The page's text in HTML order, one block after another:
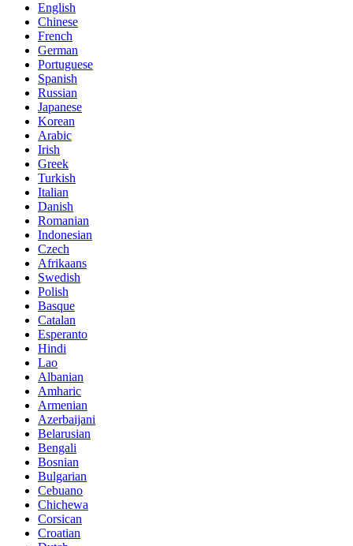
English
Chinese
French
German
Portuguese
Spanish
Russian
Japanese
Korean
Arabic
Irish
Greek
Turkish
Italian
Danish
Romanian
Indonesian
Czech
Afrikaans
Swedish
Polish
Basque
Catalan
Esperanto
Hindi
Lao
Albanian
Amharic
Armenian
Azerbaijani
Belarusian
Bengali
Bosnian
Bulgarian
Cebuano
Chichewa
Corsican
Croatian